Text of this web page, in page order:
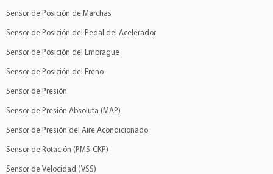
Sensor de Posición de Marchas
Sensor de Posición del Pedal del Acelerador
Sensor de Posición del Embrague
Sensor de Posición del Freno
Sensor de Presión
Sensor de Presión Absoluta (MAP)
Sensor de Presión del Aire Acondicionado
Sensor de Rotación (PMS-CKP)
Sensor de Velocidad (VSS)